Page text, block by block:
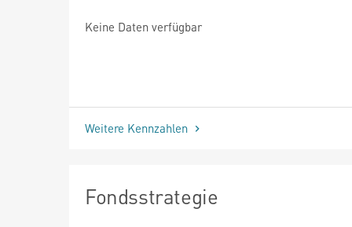
Keine Daten verfügbar
Weitere Kennzahlen
Fondsstrategie